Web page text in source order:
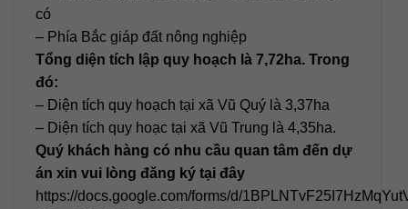
có
– Phía Bắc giáp đất nông nghiệp
Tổng diện tích lập quy hoạch là 7,72ha. Trong
đó:
– Diện tích quy hoạch tại xã Vũ Quý là 3,37ha
– Diện tích quy hoạc tại xã Vũ Trung là 4,35ha.
Quý khách hàng có nhu cầu quan tâm đến dự
án xin vui lòng đăng ký tại đây
https://docs.google.com/forms/d/